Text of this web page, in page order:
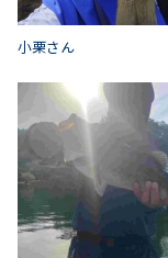
小栗さん